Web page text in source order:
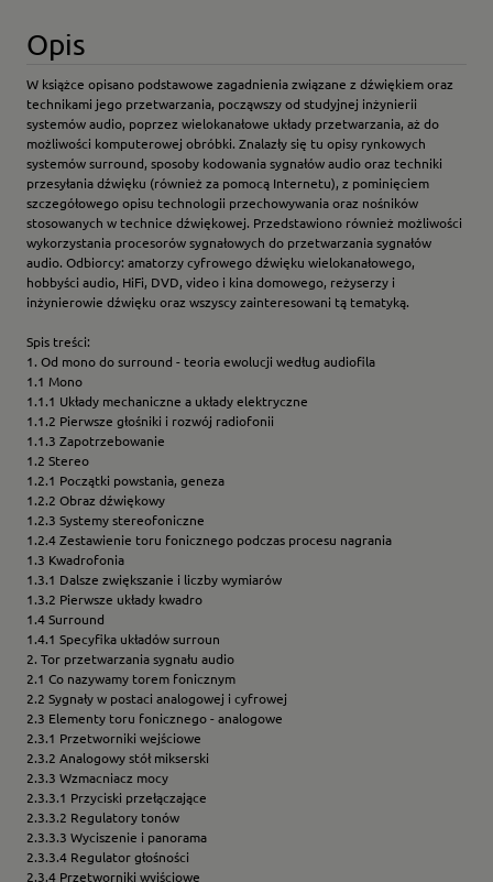
Opis
W książce opisano podstawowe zagadnienia związane z dźwiękiem oraz
technikami jego przetwarzania, począwszy od studyjnej inżynierii
systemów audio, poprzez wielokanałowe układy przetwarzania, aż do
możliwości komputerowej obróbki. Znalazły się tu opisy rynkowych
systemów surround, sposoby kodowania sygnałów audio oraz techniki
przesyłania dźwięku (również za pomocą Internetu), z pominięciem
szczegółowego opisu technologii przechowywania oraz nośników
stosowanych w technice dźwiękowej. Przedstawiono również możliwości
wykorzystania procesorów sygnałowych do przetwarzania sygnałów
audio. Odbiorcy: amatorzy cyfrowego dźwięku wielokanałowego,
hobbyści audio, HiFi, DVD, video i kina domowego, reżyserzy i
inżynierowie dźwięku oraz wszyscy zainteresowani tą tematyką.
Spis treści:
1. Od mono do surround - teoria ewolucji według audiofila
1.1 Mono
1.1.1 Układy mechaniczne a układy elektryczne
1.1.2 Pierwsze głośniki i rozwój radiofonii
1.1.3 Zapotrzebowanie
1.2 Stereo
1.2.1 Początki powstania, geneza
1.2.2 Obraz dźwiękowy
1.2.3 Systemy stereofoniczne
1.2.4 Zestawienie toru fonicznego podczas procesu nagrania
1.3 Kwadrofonia
1.3.1 Dalsze zwiększanie i liczby wymiarów
1.3.2 Pierwsze układy kwadro
1.4 Surround
1.4.1 Specyfika układów surroun
2. Tor przetwarzania sygnału audio
2.1 Co nazywamy torem fonicznym
2.2 Sygnały w postaci analogowej i cyfrowej
2.3 Elementy toru fonicznego - analogowe
2.3.1 Przetworniki wejściowe
2.3.2 Analogowy stół mikserski
2.3.3 Wzmacniacz mocy
2.3.3.1 Przyciski przełączające
2.3.3.2 Regulatory tonów
2.3.3.3 Wyciszenie i panorama
2.3.3.4 Regulator głośności
2.3.4 Przetworniki wyjściowe